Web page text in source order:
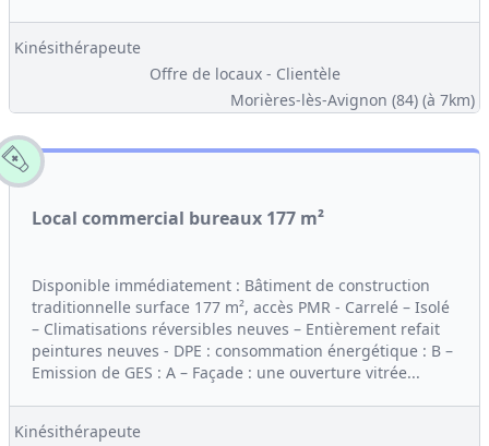
Kinésithérapeute
Offre de locaux - Clientèle
Morières-lès-Avignon (84) (à 7km)
Local commercial bureaux 177 m²
Disponible immédiatement : Bâtiment de construction
traditionnelle surface 177 m², accès PMR - Carrelé – Isolé
– Climatisations réversibles neuves – Entièrement refait
peintures neuves - DPE : consommation énergétique : B –
Emission de GES : A – Façade : une ouverture vitrée...
Kinésithérapeute